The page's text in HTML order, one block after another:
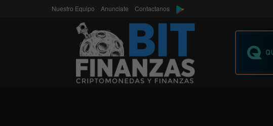
Nuestro Equipo Anunciate Contactanos